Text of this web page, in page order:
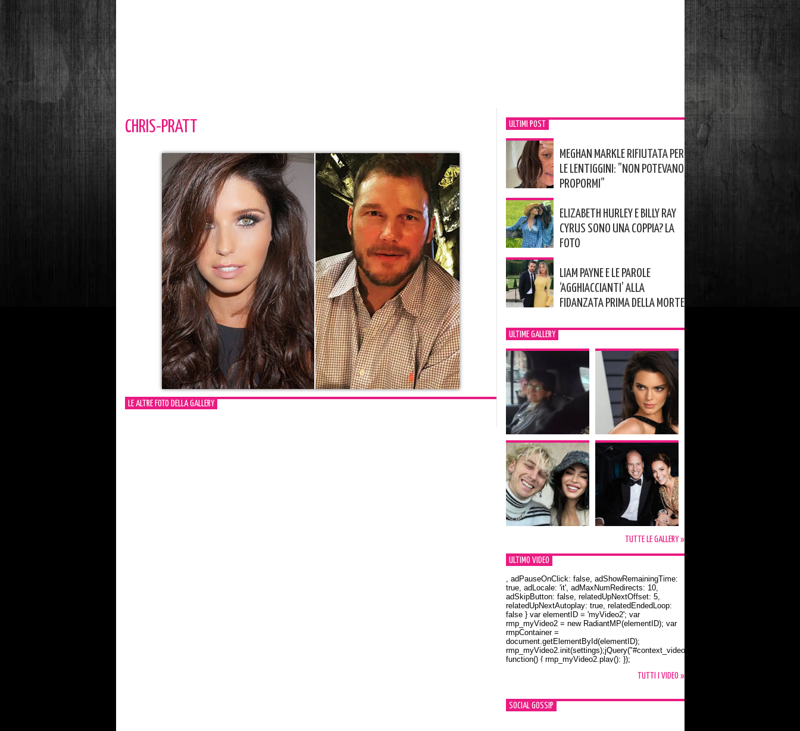
CHRIS-PRATT
LE ALTRE FOTO DELLA GALLERY
ULTIMI POST
MEGHAN MARKLE RIFIUTATA PER
LE LENTIGGINI: ”NON POTEVANO
PROPORMI”
ELIZABETH HURLEY E BILLY RAY
CYRUS SONO UNA COPPIA? LA
FOTO
LIAM PAYNE E LE PAROLE
‘AGGHIACCIANTI’ ALLA
FIDANZATA PRIMA DELLA MORTE
ULTIME GALLERY
TUTTE LE GALLERY »
ULTIMO VIDEO
Orlando Bloom e la t-shirt dedicata a Flynn
, adPauseOnClick: false, adShowRemainingTime:
true, adLocale: 'it', adMaxNumRedirects: 10,
adSkipButton: false, relatedUpNextOffset: 5,
relatedUpNextAutoplay: true, relatedEndedLoop:
false } var elementID = 'myVideo2'; var
rmp_myVideo2 = new RadiantMP(elementID); var
rmpContainer =
document.getElementById(elementID);
rmp_myVideo2.init(settings);jQuery("#context_video2").one("mouseover",
function() { rmp_myVideo2.play(); });
TUTTI I VIDEO »
SOCIAL GOSSIP